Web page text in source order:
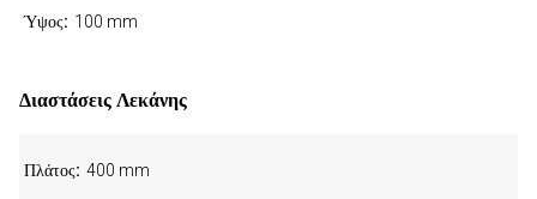
Ύψος 100 mm
Διαστάσεις Λεκάνης
Πλάτος 400 mm